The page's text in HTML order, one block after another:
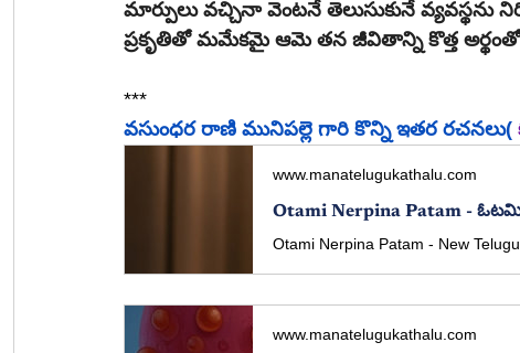
మార్పులు వచ్చినా వెంటనే తెలుసుకునే వ్యవస్థను
ప్రకృతితో మమేకమై ఆమె తన జీవితాన్ని కొత్త అర్థంతో
***
వసుంధర రాణి మునిపల్లె గారి కొన్ని ఇతర రచనలు(
www.manatelugukathalu.com
www.manatelugukathalu.com